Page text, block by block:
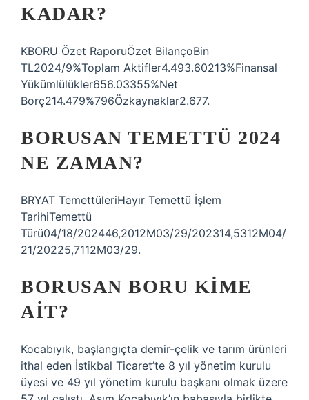
KADAR?
KBORU Özet RaporuÖzet BilançoBin
TL2024/9%Toplam Aktifler4.493.60213%Finansal
Yükümlülükler656.03355%Net
Borç214.479%796Özkaynaklar2.677.
BORUSAN TEMETTÜ 2024
NE ZAMAN?
BRYAT TemettüleriHayır Temettü İşlem
TarihiTemettü
Türü04/18/202446,2012M03/29/202314,5312M04/
21/20225,7112M03/29.
BORUSAN BORU KIME
AIT?
Kocabıyık, başlangıçta demir-çelik ve tarım ürünleri
ithal eden İstikbal Ticaret’te 8 yıl yönetim kurulu
üyesi ve 49 yıl yönetim kurulu başkanı olmak üzere